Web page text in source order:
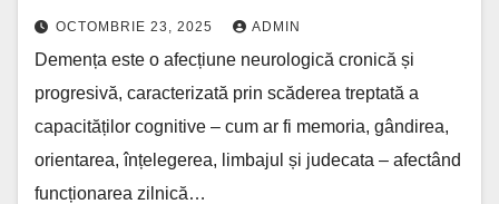
OCTOMBRIE 23, 2025 ADMIN
Demența este o afecțiune neurologică cronică și
progresivă, caracterizată prin scăderea treptată a
capacităților cognitive – cum ar fi memoria, gândirea,
orientarea, înțelegerea, limbajul și judecata – afectând
funcționarea zilnică…